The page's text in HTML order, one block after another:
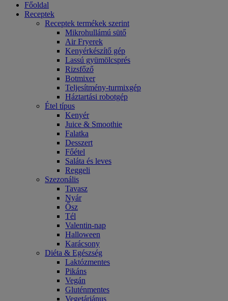
Főoldal
Receptek
Receptek termékek szerint
Mikrohullámú sütő
Air Fryerek
Kenyérkészítő gép
Lassú gyümölcsprés
Rizsfőző
Botmixer
Teljesítmény-turmixgép
Háztartási robotgép
Étel típus
Kenyér
Juice & Smoothie
Falatka
Desszert
Főétel
Saláta és leves
Reggeli
Szezonális
Tavasz
Nyár
Ősz
Tél
Valentin-nap
Halloween
Karácsony
Diéta & Egészség
Laktózmentes
Pikáns
Vegán
Gluténmentes
Vegetáriánus